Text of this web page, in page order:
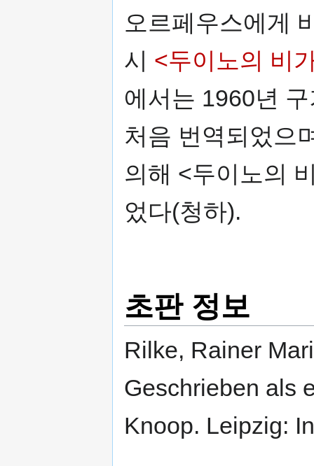
오르페우스에게
시 <두이노의 비
에서는 1960년
처음 번역되었으
의해 <두이노의
었다(청하).
초판 정보
Rilke, Rainer
Geschrieben als
Knoop. Leipzig: